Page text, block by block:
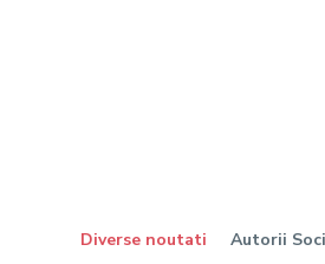
Diverse noutati Autorii